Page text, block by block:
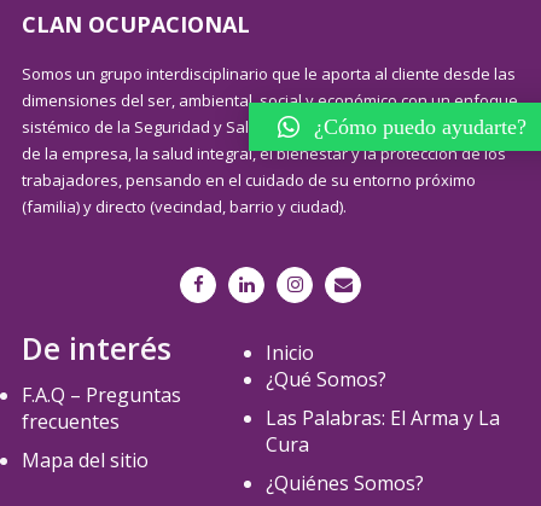
CLAN OCUPACIONAL
Somos un grupo interdisciplinario que le aporta al cliente desde las
dimensiones del ser, ambiental, social y económico con un enfoque
sistémico de la Seguridad y Salud en el trabajo, para el desarrollo
de la empresa, la salud integral, el bienestar y la protección de los
trabajadores, pensando en el cuidado de su entorno próximo
(familia) y directo (vecindad, barrio y ciudad).
De interés
F.A.Q – Preguntas
frecuentes
Mapa del sitio
Inicio
¿Qué Somos?
Las Palabras: El Arma y La
Cura
¿Quiénes Somos?
¿Cómo puedo ayudarte?